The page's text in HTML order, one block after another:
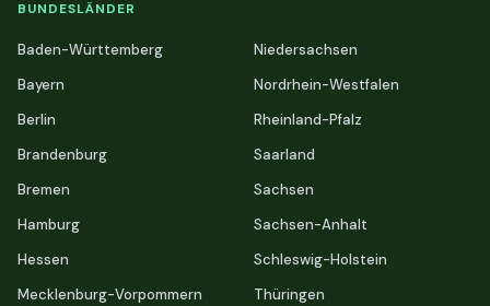
BUNDESLÄNDER
Baden-Württemberg
Bayern
Berlin
Brandenburg
Bremen
Hamburg
Hessen
Mecklenburg-Vorpommern
Niedersachsen
Nordrhein-Westfalen
Rheinland-Pfalz
Saarland
Sachsen
Sachsen-Anhalt
Schleswig-Holstein
Thüringen